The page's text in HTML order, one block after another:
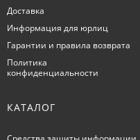
Доставка
Информация для юрлиц
Гарантии и правила возврата
Политика
конфиденциальности
КАТАЛОГ